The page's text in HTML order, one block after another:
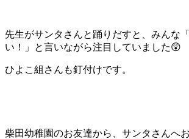
先生がサンタさんと踊りだすと、みんな
い！」と言いながら注目していました😲
ひよこ組さんも釘付けです。
柴田幼稚園のお友達から、サンタさんへ